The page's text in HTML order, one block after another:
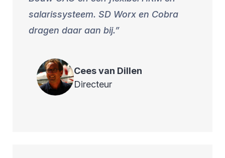
salarissysteem. SD Worx en Cobra
dragen daar aan bij.
Ceesvan Dillen
Directeur